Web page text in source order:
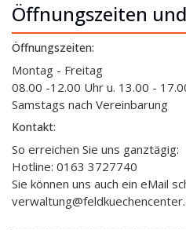
Öffnungszeiten
Öffnungszeiten:
Montag - Freitag
08.00 -12.00 Uhr u. 13.00 -
Samstags nach Vereinbarung
Kontakt:
So erreichen Sie uns ganztägig:
Hotline: 0163 3727740
Sie können uns auch ein eMail